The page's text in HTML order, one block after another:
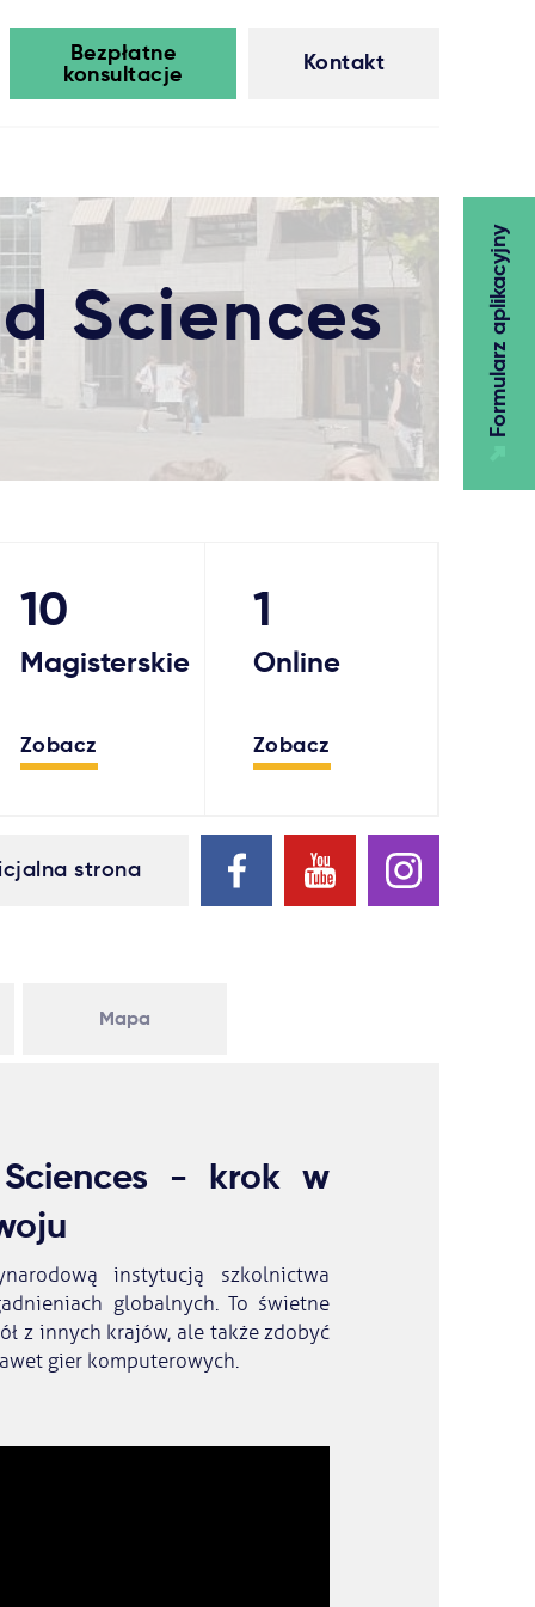
Kontakt
Bezpłatne
konsultacje
Formularz aplikacyjny
Sciences
10
Magisterskie
Zobacz
1
Online
Zobacz
strona
Mapa
- krok w
instytucją szkolnictwa
globalnych. To świetne
z innych krajów, ale także zdobyć
gier komputerowych.